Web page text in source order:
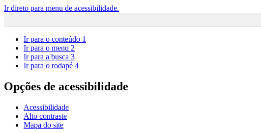
Ir direto para menu de acessibilidade.
Ir para o conteúdo 1
Ir para o menu 2
Ir para a busca 3
Ir para o rodapé 4
Opções de acessibilidade
Acessibilidade
Alto contraste
Mapa do site